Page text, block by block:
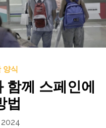
양식
함께 스페인에
법